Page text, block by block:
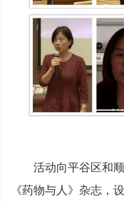
活动向平谷区和
《药物与人》杂志，